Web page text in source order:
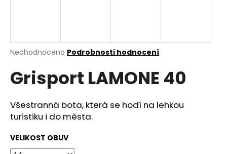
Průměrné
produktu
je
z
5
hvězdiček.
Neohodnoceno Podrobnosti hodnocení
Grisport LAMONE 40
Všestranná bota, která se hodí na lehkou
turistiku i do města.
VELIKOST OBUV
í
t
HLEDAT